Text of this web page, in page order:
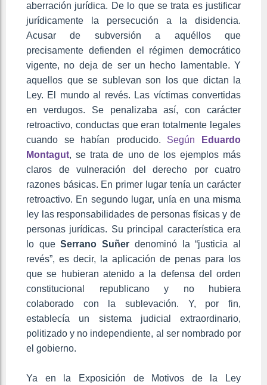
aberración jurídica. De lo que se trata es justificar
jurídicamente la persecución a la disidencia.
Acusar de subversión a aquéllos que
precisamente defienden el régimen democrático
vigente, no deja de ser un hecho lamentable. Y
aquellos que se sublevan son los que dictan la
Ley. El mundo al revés. Las víctimas convertidas
en verdugos. Se penalizaba así, con carácter
retroactivo, conductas que eran totalmente legales
cuando se habían producido. Según
Eduardo
Montagut, se trata de uno de los ejemplos más
claros de vulneración del derecho por cuatro
razones básicas. En primer lugar tenía un carácter
retroactivo. En segundo lugar, unía en una misma
ley las responsabilidades de personas físicas y de
personas jurídicas. Su principal característica era
lo queSerrano Suñer denominó la “justicia al
revés”, es decir, la aplicación de penas para los
que se hubieran atenido a la defensa del orden
constitucional republicano y no hubiera
colaborado con la sublevación. Y, por fin,
establecía un sistema judicial extraordinario,
politizado y no independiente, al ser nombrado por
el gobierno.
Ya en la Exposición de Motivos de la Ley